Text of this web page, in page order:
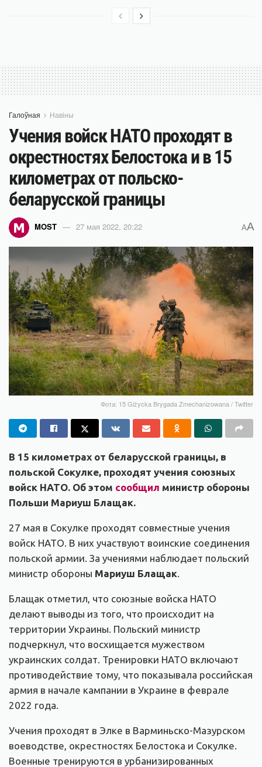
Галоўная Навіны
Учения войск НАТО проходят в
окрестностях Белостока и в 15
километрах от польско-
беларусской границы
MOST 27 мая 2022, 20:22 AA
Фота: 15 Giżycka Brygada Zmechanizowana / Twitter
В 15 километрах от беларусской границы, в
польской Сокулке, проходят учения союзных
войск НАТО. Об этом сообщил министр обороны
Польши Мариуш Блащак.
27 мая в Сокулке проходят совместные учения
войск НАТО. В них участвуют воинские соединения
польской армии. За учениями наблюдает польский
министр обороны Мариуш Блащак
Блащак отметил, что союзные войска НАТО
делают выводы из того, что происходит на
территории Украины. Польский министр
подчеркнул, что восхищается мужеством
украинских солдат. Тренировки НАТО включают
противодействие тому, что показывала российская
армия в начале кампании в Украине в феврале
2022 года.
Учения проходят в Элке в Варминьско-Мазурском
воеводстве, окрестностях Белостока и Сокулке.
Военные тренируются в урбанизированных